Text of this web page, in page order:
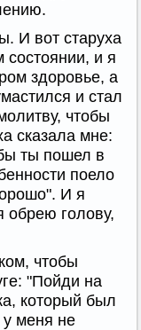
И вот старуха
и я
здоровье, а
и стал
чтобы
сказала мне:
ты пошел в
поело
И я
обрею голову,
чтобы
"Пойди на
который был
меня не